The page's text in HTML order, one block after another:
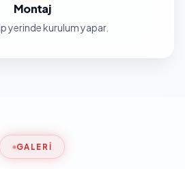
Montaj
yerinde kurulum yapar.
GALERI